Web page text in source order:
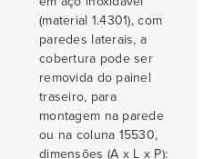
(material 1.4301), com
paredes laterais, a
cobertura pode ser
removida do painel
traseiro, para
montagem na parede
ou na coluna 15530,
dimensões (A x L x P):